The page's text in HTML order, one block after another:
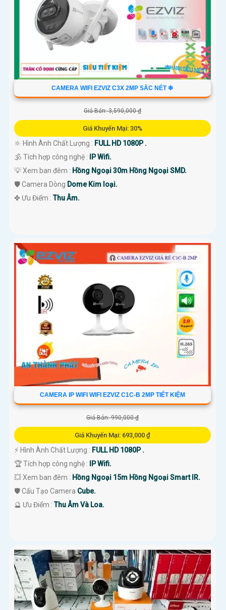
CAMERA WIFI EZVIZ C3X 2MP SẮC NÉT ❇
Giá Bán: 3,590,000 ₫
Giá Khuyến Mại: 30%
🔆 Hình Ành Chất Lượng : FULL HD 1080P .
🕉️ Tích hợp công nghệ :
IP Wifi.
💡 Xem ban đêm : Hồng Ngoại 30m Hồng Ngoại SMD.
🛡 Camera Dòng Dome Kim loại.
️✤ Ưu Điểm :Thu Âm.
CAMERA IP WIFI WIFI EZVIZ C1C-B 2MP TIẾT KIỆM
Giá Bán: 990,000 ₫
Giá Khuyến Mại: 693,000 ₫
️⚡ Hình Ành Chất Lượng : FULL HD 1080P .
🏆 Tích hợp công nghệ :
IP Wifi.
💥 Xem ban đêm : Hồng Ngoại 15m Hồng Ngoại Smart IR.
🛡 Cấu Tạo Camera Cube.
️🔮 Ưu Điểm :Thu Âm Và Loa.